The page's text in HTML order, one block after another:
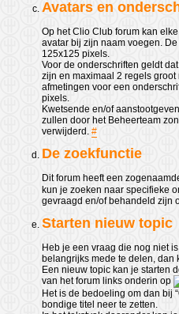
Avatars en
Op het Clio Club forum kan
avatar bij zijn naam voegen.
125x125 pixels.
Voor de onderschriften geldt
zijn en maximaal 2 regels
afmetingen voor een
pixels.
Kwetsende en/of
zullen door het Beheerteam
verwijderd. #
De zoekfunctie
Dit forum heeft een
kun je zoeken naar specifieke
gevraagd en/of behandeld zijn
Starten nieuw topic
Heb je een vraag die nog niet
belangrijks mede te delen, dan
Een nieuw topic kan je starten
van het forum links onderin op
Het is de bedoeling om dan bij
bondige titel neer te zetten.